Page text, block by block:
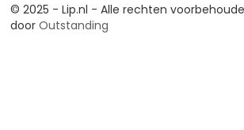
© 2025 - Lip.nl - Alle rechten
door Outstanding